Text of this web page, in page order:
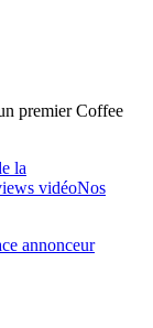
premier Coffee
la
vidéoNos
annonceur